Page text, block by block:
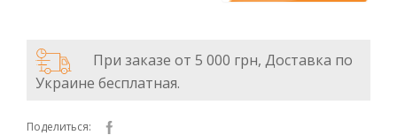
При заказе от 5 000 грн, Доставка по
Украине бесплатная.
Поделиться: